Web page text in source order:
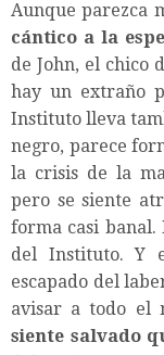
Aunque parezca
cántico a la
de John, el chico
hay un extraño
Instituto lleva
negro, parece
la crisis de la
pero se siente
forma casi banal.
del Instituto. Y
escapado del
avisar a todo el
siente salvado